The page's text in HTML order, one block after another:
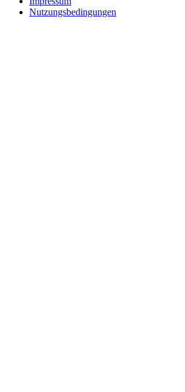
Nutzungsbedingungen